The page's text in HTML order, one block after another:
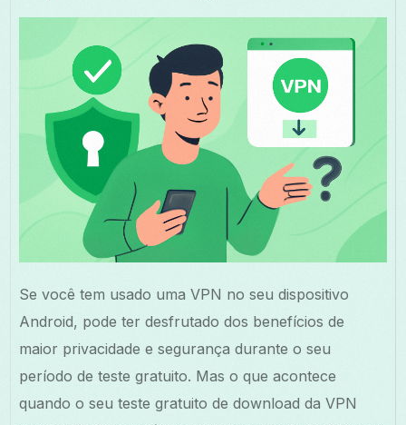
Se você tem usado uma VPN no seu dispositivo
Android, pode ter desfrutado dos benefícios de
maior privacidade e segurança durante o seu
período de teste gratuito. Mas o que acontece
quando o seu teste gratuito de download da VPN